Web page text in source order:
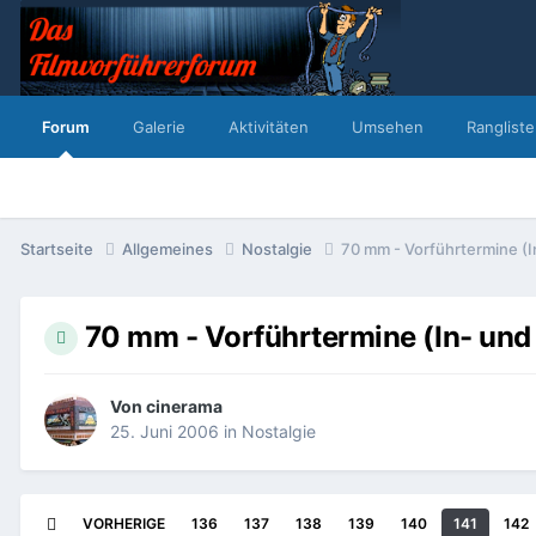
Forum Galerie Aktivitäten Umsehen Rangliste
Startseite Allgemeines Nostalgie 70 mm - Vorführtermine
70 mm - Vorführtermine (In-
Von cinerama
25. Juni 2006 in Nostalgie
VORHERIGE 136 137 138 139 140 141 142